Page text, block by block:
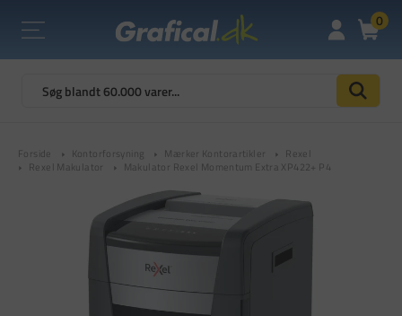
0
Forside Kontorforsyning Mærker Kontorartikler
Rexel
Rexel Makulator
Makulator Rexel Momentum Extra XP422+ P4